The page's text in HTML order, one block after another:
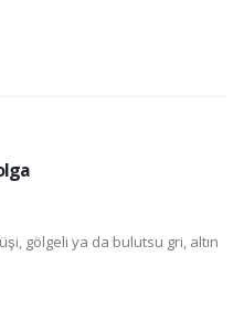
gölgeli ya da bulutsu gri, altın